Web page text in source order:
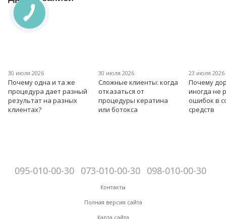
30 июля 2026
Почему одна и та же
процедура дает разный
результат на разных
клиентах?
30 июля 2026
Сложные клиенты: когда
отказаться от
процедуры кератина
или ботокса
23 июля 2026
Почему
иногда не
ошибок в
средств
095-010-00-30 073-010-00-30 098-010-00-30
Контакты
Полная версия сайта